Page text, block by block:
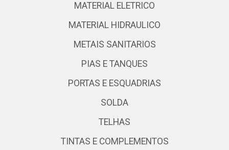
MATERIAL ELETRICO
MATERIAL HIDRAULICO
METAIS SANITARIOS
PIAS E TANQUES
PORTAS E ESQUADRIAS
SOLDA
TELHAS
TINTAS E COMPLEMENTOS